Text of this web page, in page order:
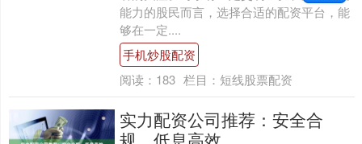
能力的股民而言，选择合适的配资平台，能
够在一定....
手机炒股配资
阅读： 183 栏目： 短线股票配资
实力配资公司推荐：安全合
规，低息高效